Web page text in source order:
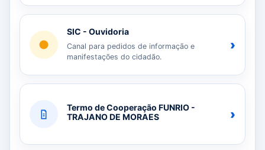
SIC - Ouvidoria
Canal para pedidos de informação e
manifestações do cidadão.
›
Termo de Cooperação FUNRIO -
TRAJANO DE MORAES
›